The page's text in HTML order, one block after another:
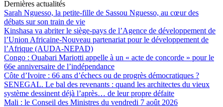
Dernières actualités
Sarah Nguesso, la petite-fille de Sassou Nguesso, au cœur des
débats sur son train de vie
Kinshasa va abriter le siège-pays de l’Agence de développement de
l’Union Africaine-Nouveau partenariat pour le développement de
l’Afrique (AUDA-NEPAD)
Congo : Ouabari Mariotti appelle à un « acte de concorde » pour le
66e anniversaire de l’indépendance
Côte d’Ivoire : 66 ans d’échecs ou de progrès démocratiques ?
SENEGAL. Le bal des revenants : quand les architectes du vieux
système dessinent déjà l’après… de leur propre défaite
Mali : le Conseil des Ministres du vendredi 7 août 2026